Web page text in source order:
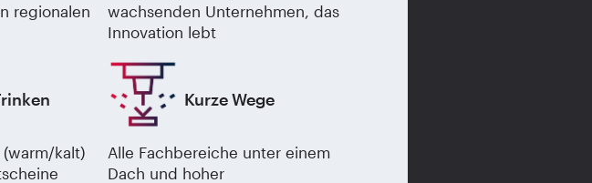
regionalen
wachsenden Unternehmen, das
Innovation lebt
(warm/kalt)
Kurze Wege
Alle Fachbereiche unter einem
Dach und hoher